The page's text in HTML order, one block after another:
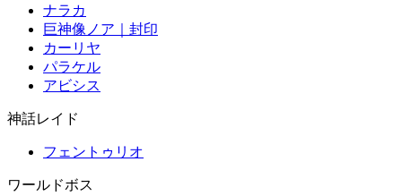
ナラカ
巨神像ノア｜封印
カーリヤ
パラケル
アビシス
神話レイド
フェントゥリオ
ワールドボス